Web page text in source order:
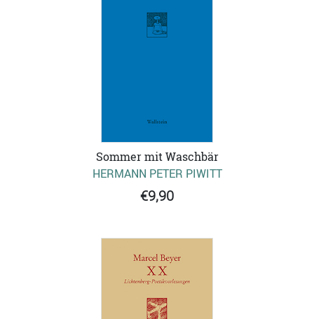
Sommer mit Waschbär
HERMANN PETER PIWITT
€9,90